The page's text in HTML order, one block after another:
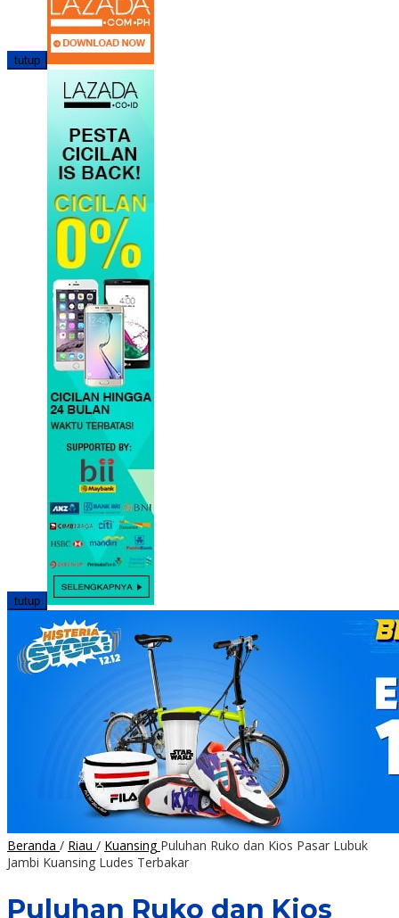
tutup
tutup
Beranda / Riau / Kuansing Puluhan Ruko dan Kios Pasar Lubuk
Jambi Kuansing Ludes Terbakar
Puluhan Ruko dan Kios